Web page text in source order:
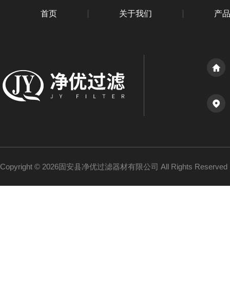
首页 关于我们 产
Copyright © 2026固安县净优过滤器材有限公司 All Rights